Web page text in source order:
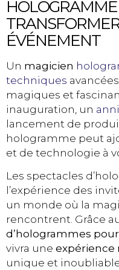
ÉVÉNEMENT
Un magicien
techniques
magiques et
inauguration, un
lancement de
hologramme peut
et de technologie à
Les spectacles
l’expérience des
un monde où la
rencontrent. Grâce
d’hologrammes
vivra une expérience
unique et